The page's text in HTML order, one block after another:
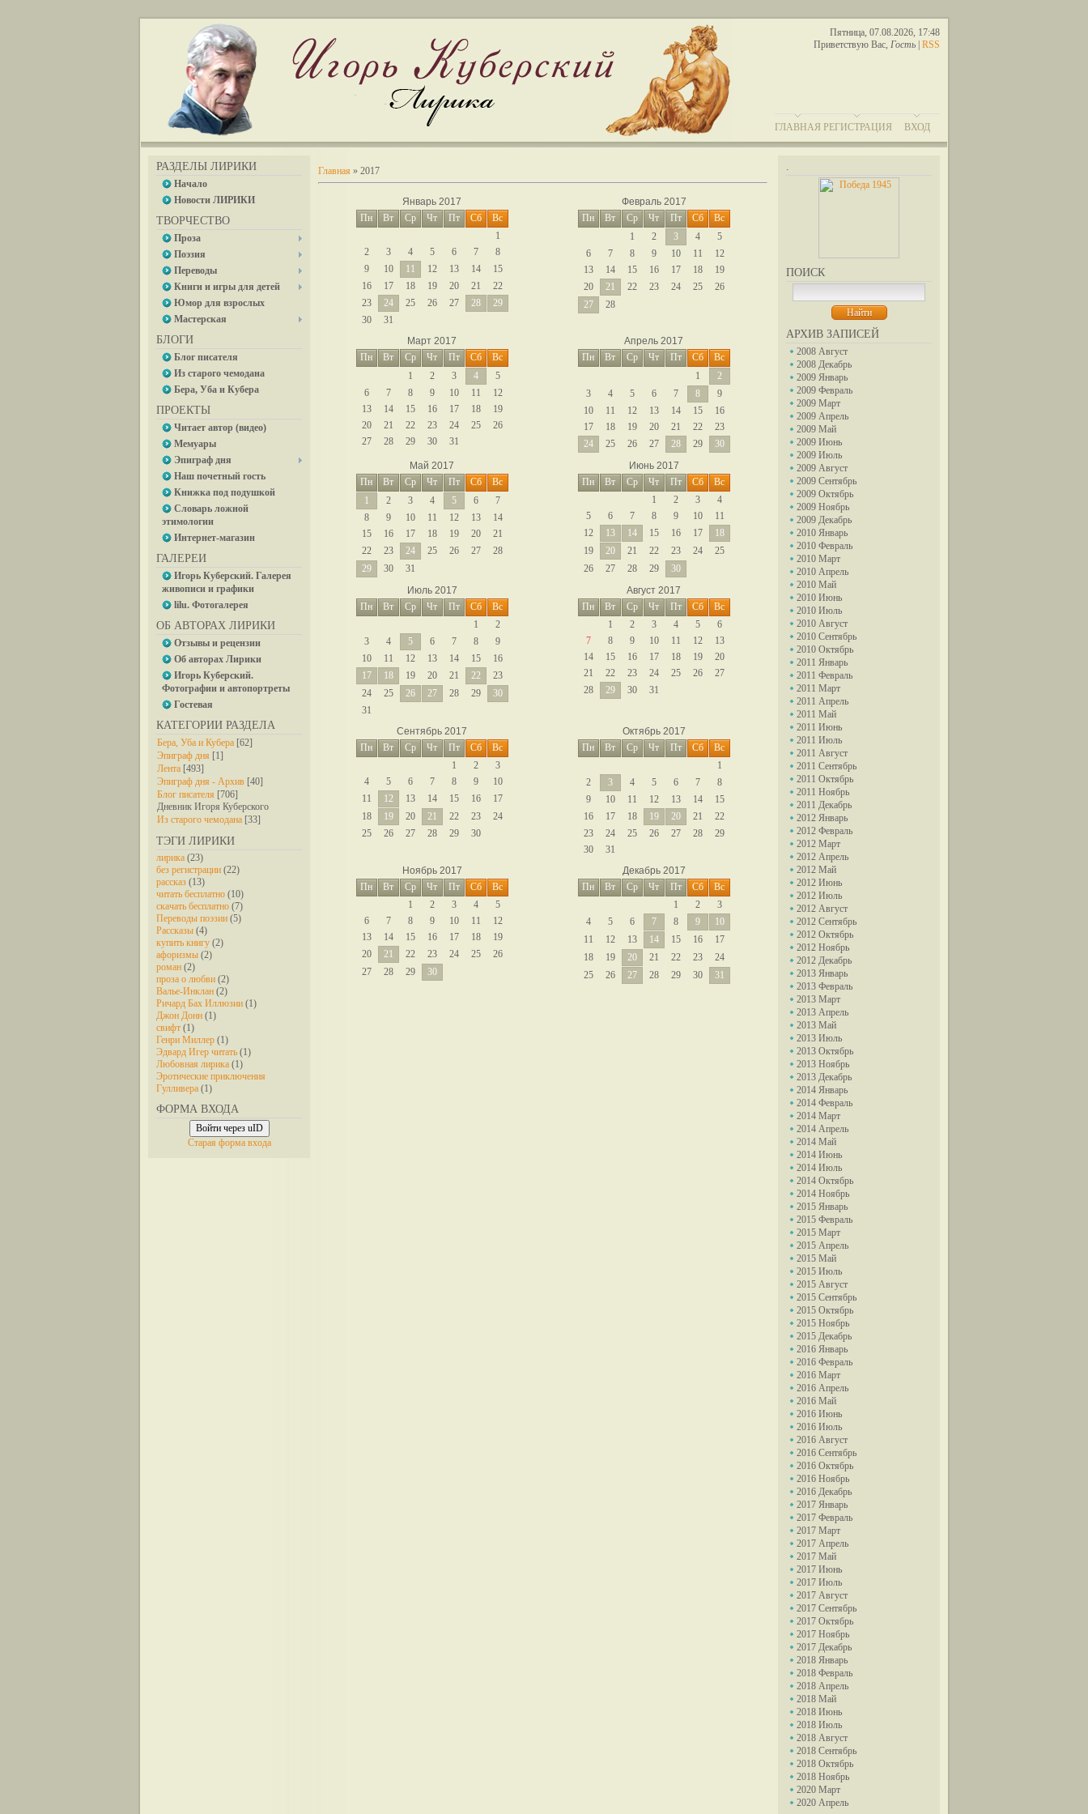
Пятница, 07.08.2026, 17:48
Приветствую Вас, Гость RSS
ГЛАВНАЯ РЕГИСТРАЦИЯ ВХОД
РАЗДЕЛЫ ЛИРИКИ
Начало
Новости ЛИРИКИ
ТВОРЧЕСТВО
Проза
Поэзия
Переводы
Книги и игры для детей
Юмор для взрослых
Мастерская
БЛОГИ
Блог писателя
Из старого чемодана
Бера, Уба и Кубера
ПРОЕКТЫ
Читает автор (видео)
Мемуары
Эпиграф дня
Наш почетный гость
Книжка под подушкой
Словарь ложной
этимологии
Интернет-магазин
ГАЛЕРЕИ
Игорь Куберский. Галерея
живописи и графики
lilu. Фотогалерея
ОБ АВТОРАХ ЛИРИКИ
Отзывы и рецензии
Об авторах Лирики
Игорь Куберский.
Фотографии и автопортреты
Гостевая
КАТЕГОРИИ РАЗДЕЛА
Бера, Уба и Кубера [62]
Эпиграф дня [1]
Лента [493]
Эпиграф дня - Архив [40]
Блог писателя [706]
Дневник Игоря Куберского
Из старого чемодана [33]
ТЭГИ ЛИРИКИ
лирика (23)
без регистрации (22)
рассказ (13)
читать бесплатно (10)
скачать бесплатно (7)
Переводы поэзии (5)
Рассказы (4)
купить книгу (2)
афоризмы (2)
роман (2)
проза о любви (2)
Валье-Инклан (2)
Ричард Бах Иллюзии (1)
Джон Донн (1)
свифт (1)
Генри Миллер (1)
Эдвард Игер читать (1)
Любовная лирика (1)
Эротические приключения
Гулливера (1)
ФОРМА ВХОДА
Войти через uID
Старая форма входа
.
ПОИСК
АРХИВ ЗАПИСЕЙ
2008 Август
2008 Декабрь
2009 Январь
2009 Февраль
2009 Март
2009 Апрель
2009 Май
2009 Июнь
2009 Июль
2009 Август
2009 Сентябрь
2009 Октябрь
2009 Ноябрь
2009 Декабрь
2010 Январь
2010 Февраль
2010 Март
2010 Апрель
2010 Май
2010 Июнь
2010 Июль
2010 Август
2010 Сентябрь
2010 Октябрь
2011 Январь
2011 Февраль
2011 Март
2011 Апрель
2011 Май
2011 Июнь
2011 Июль
2011 Август
2011 Сентябрь
2011 Октябрь
2011 Ноябрь
2011 Декабрь
2012 Январь
2012 Февраль
2012 Март
2012 Апрель
2012 Май
2012 Июнь
2012 Июль
2012 Август
2012 Сентябрь
2012 Октябрь
2012 Ноябрь
2012 Декабрь
2013 Январь
2013 Февраль
2013 Март
2013 Апрель
2013 Май
2013 Июль
2013 Октябрь
2013 Ноябрь
2013 Декабрь
2014 Январь
2014 Февраль
2014 Март
2014 Апрель
2014 Май
2014 Июнь
2014 Июль
2014 Октябрь
2014 Ноябрь
2015 Январь
2015 Февраль
2015 Март
2015 Апрель
2015 Май
2015 Июль
2015 Август
2015 Сентябрь
2015 Октябрь
2015 Ноябрь
2015 Декабрь
2016 Январь
2016 Февраль
2016 Март
2016 Апрель
2016 Май
2016 Июнь
2016 Июль
2016 Август
2016 Сентябрь
2016 Октябрь
2016 Ноябрь
2016 Декабрь
2017 Январь
2017 Февраль
2017 Март
2017 Апрель
2017 Май
2017 Июнь
2017 Июль
2017 Август
2017 Сентябрь
2017 Октябрь
2017 Ноябрь
2017 Декабрь
2018 Январь
2018 Февраль
2018 Апрель
2018 Май
2018 Июнь
2018 Июль
2018 Август
2018 Сентябрь
2018 Октябрь
2018 Ноябрь
2020 Март
2020 Апрель
Главная » 2017
Январь 2017
Пн
Вт Ср Чт Пт Сб
Вс
1
2
3 4 5 6 7
8
9
10 11 12 13 14
15
16
17 18 19 20 21
22
23
24 25 26 27 28
29
30
31
Февраль 2017
Пн
Вт Ср Чт Пт Сб
Вс
1
2 3 4
5
6
7 8 9 10 11
12
13
14 15 16 17 18
19
20
21 22 23 24 25
26
27
28
Март 2017
Пн
Вт Ср Чт Пт Сб
Вс
1
2 3 4
5
6
7 8 9 10 11
12
13
14 15 16 17 18
19
20
21 22 23 24 25
26
27
28 29 30 31
Апрель 2017
Пн
Вт Ср Чт Пт Сб
Вс
1
2
3
4 5 6 7 8
9
10
11 12 13 14 15
16
17
18 19 20 21 22
23
24
25 26 27 28 29
30
Май 2017
Пн
Вт Ср Чт Пт Сб
Вс
1
2 3 4 5 6
7
8
9 10 11 12 13
14
15
16 17 18 19 20
21
22
23 24 25 26 27
28
29
30 31
Июнь 2017
Пн
Вт Ср Чт Пт Сб
Вс
1
2 3
4
5
6 7 8 9 10
11
12
13 14 15 16 17
18
19
20 21 22 23 24
25
26
27 28 29
30
Июль 2017
Пн
Вт Ср Чт Пт Сб
Вс
1
2
3
4 5 6 7 8
9
10
11 12 13 14 15
16
17
18 19 20 21 22
23
24
25 26 27 28 29
30
31
Август 2017
Пн
Вт Ср Чт Пт Сб
Вс
1
2 3 4 5
6
7
8 9 10 11 12
13
14
15 16 17 18 19
20
21
22 23 24 25 26
27
28
29 30 31
Сентябрь 2017
Пн
Вт Ср Чт Пт Сб
Вс
1
2
3
4
5 6 7 8 9
10
11
12 13 14 15 16
17
18
19 20 21 22 23
24
25
26 27 28 29 30
Октябрь 2017
Пн
Вт Ср Чт Пт Сб
Вс
1
2
3 4 5 6 7
8
9
10 11 12 13 14
15
16
17 18 19 20 21
22
23
24 25 26 27 28
29
30
31
Ноябрь 2017
Пн
Вт Ср Чт Пт Сб
Вс
1
2 3 4
5
6
7 8 9 10 11
12
13
14 15 16 17 18
19
20
21 22 23 24 25
26
27
28 29 30
Декабрь 2017
Пн
Вт Ср Чт Пт Сб
Вс
1
2
3
4
5 6 7 8 9
10
11
12 13 14 15 16
17
18
19 20 21 22 23
24
25
26 27 28 29 30 31